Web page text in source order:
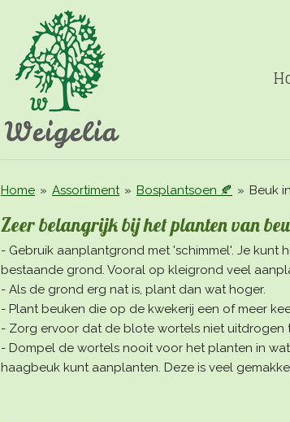
Home » Assortiment » Bosplantsoen 🍂 » Beuk
Zeer belangrijk bij het planten van
- Gebruik aanplantgrond met 'schimmel'. Je kunt
bestaande grond. Vooral op kleigrond veel
- Als de grond erg nat is, plant dan wat hoger.
- Plant beuken die op de kwekerij een of meer
- Zorg ervoor dat de blote wortels niet uitdrogen
- Dompel de wortels nooit voor het planten in
haagbeuk kunt aanplanten. Deze is veel